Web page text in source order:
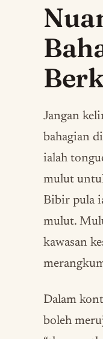
Jangan
bahagian
ialah
mulut
Bibir pula
mulut.
kawasan
Dalam
boleh